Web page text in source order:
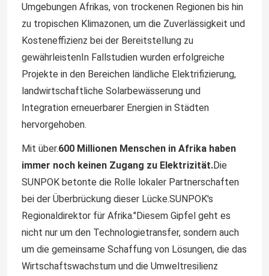
Umgebungen Afrikas, von trockenen Regionen bis hin
zu tropischen Klimazonen, um die Zuverlässigkeit und
Kosteneffizienz bei der Bereitstellung zu
gewährleistenIn Fallstudien wurden erfolgreiche
Projekte in den Bereichen ländliche Elektrifizierung,
landwirtschaftliche Solarbewässerung und
Integration erneuerbarer Energien in Städten
hervorgehoben.
Mit über.600 Millionen Menschen in Afrika haben
immer noch keinen Zugang zu Elektrizität.Die
SUNPOK betonte die Rolle lokaler Partnerschaften
bei der Überbrückung dieser Lücke.SUNPOK's
Regionaldirektor für Afrika."Diesem Gipfel geht es
nicht nur um den Technologietransfer, sondern auch
um die gemeinsame Schaffung von Lösungen, die das
Wirtschaftswachstum und die Umweltresilienz